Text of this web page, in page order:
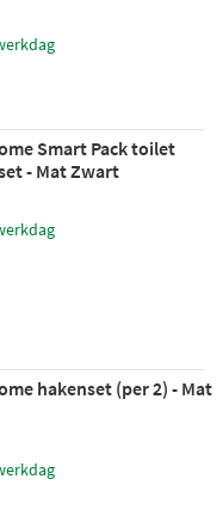
Smart Pack toilet
- Mat Zwart
hakenset (per 2) - Mat